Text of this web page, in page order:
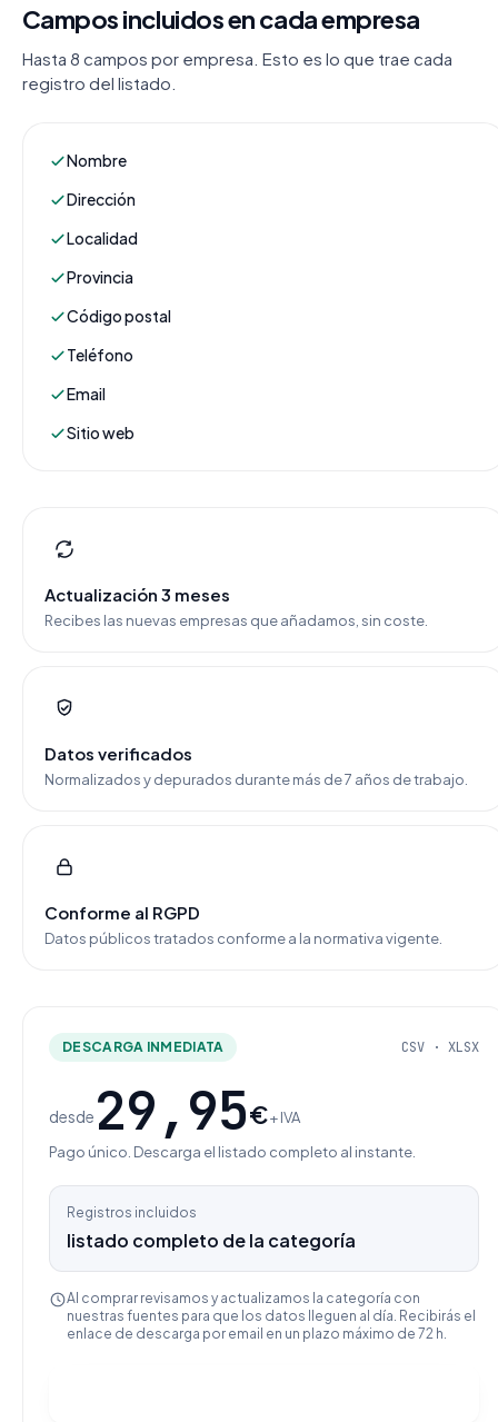
Campos incluidos en cada empresa
Hasta 8 campos por empresa. Esto es lo que trae cada
registro del listado.
Nombre
Dirección
Localidad
Provincia
Código postal
Teléfono
Email
Sitio web
Actualización 3 meses
Recibes las nuevas empresas que añadamos, sin coste.
Datos verificados
Normalizados y depurados durante más de 7 años de trabajo.
Conforme al RGPD
Datos públicos tratados conforme a la normativa vigente.
DESCARGA INMEDIATA CSV · XLSX
desde 29,95€+ IVA
Pago único. Descarga el listado completo al instante.
Registros incluidos
listado completo de la categoría
Al comprar revisamos y actualizamos la categoría con
nuestras fuentes para que los datos lleguen al día. Recibirás el
enlace de descarga por email en un plazo máximo de 72 h.